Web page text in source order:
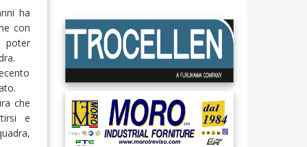
ha
con
poter
che
e